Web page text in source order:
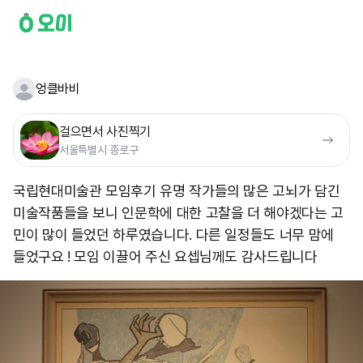
엉클바비
걸으면서 사진찍기
서울특별시 종로구
국립현대미술관 모임후기 유명 작가들의 많은 고뇌가 담긴
미술작품들을 보니 인문학에 대한 고찰을 더 해야겠다는 고
민이 많이 들었던 하루였습니다. 다른 일정들도 너무 맘에
들었구요 ! 모임 이끌어 주신 요셉님께도 감사드립니다